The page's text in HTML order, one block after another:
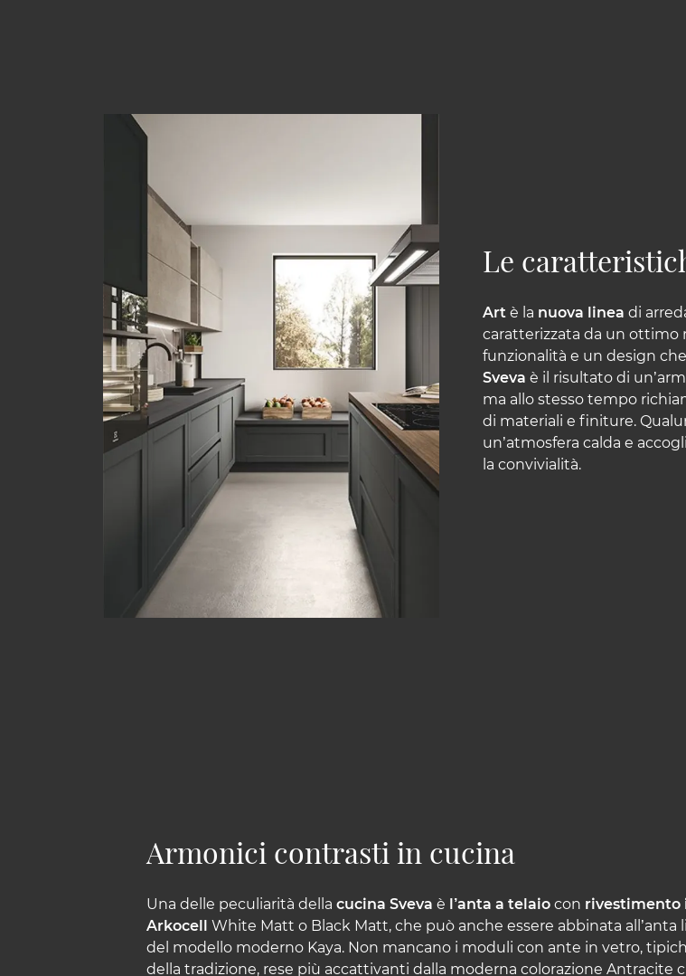
Le
Art è la nuova linea di
caratterizzata da un ottimo
funzionalità e un design
Sveva è il risultato di
ma allo stesso tempo
di materiali e finiture.
un’atmosfera calda e
la convivialità.
Armonici contrasti in cucina
Una delle peculiarità della cucina Sveva è l’anta a telaio con rivestimento
Arkocell White Matt o Black Matt, che può anche essere abbinata all’anta
del modello moderno Kaya. Non mancano i moduli con ante in vetro,
della tradizione, rese più accattivanti dalla moderna colorazione Antracite